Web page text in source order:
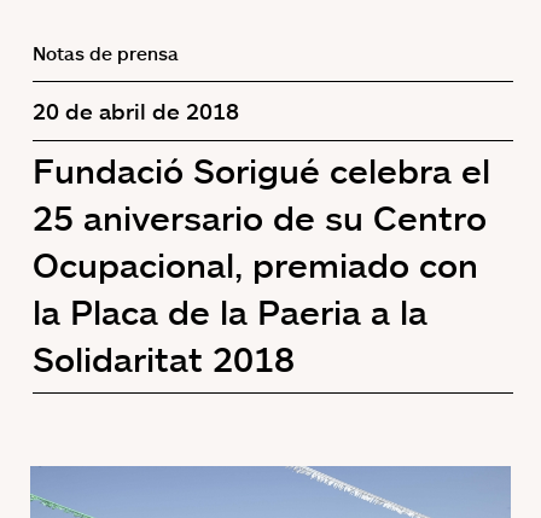
Notas de prensa
20 de abril de 2018
Fundació Sorigué celebra el
25 aniversario de su Centro
Ocupacional, premiado con
la Placa de la Paeria a la
Solidaritat 2018